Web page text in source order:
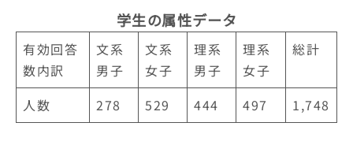
学生の属性データ
有効回答
数内訳
文系
男子
文系
女子
理系
男子
理系
女子
総計
人数 278 529 444 497 1,748